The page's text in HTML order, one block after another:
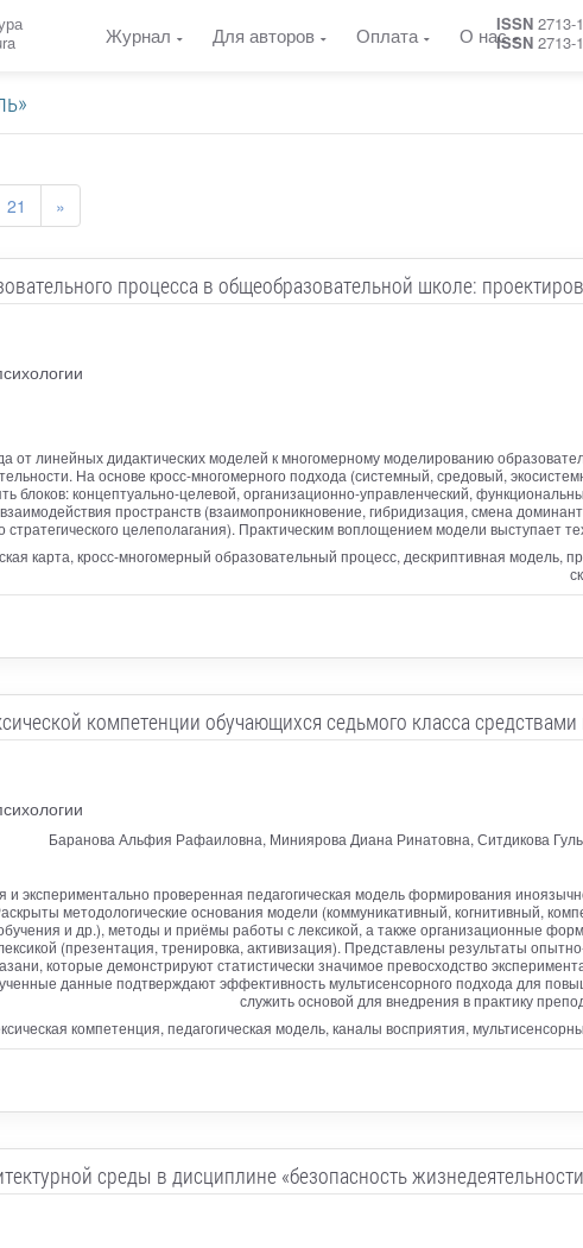
Журнал Для авторов Оплата О насISSN 2713-
ISSN 2713-
21 »
процесса в общеобразовательной школе:
от линейных дидактических моделей к многомерному моделированию
На основе кросс-многомерного подхода (системный, средовый,
блоков: концептуально-целевой, организационно-управленческий,
пространств (взаимопроникновение, гибридизация, смена
целеполагания). Практическим воплощением модели выступает
карта, кросс-многомерный образовательный процесс, дескриптивная модель,
компетенции обучающихся седьмого класса
Баранова Альфия Рафаиловна, Миниярова Диана Ринатовна, Ситдикова
и экспериментально проверенная педагогическая модель формирования
методологические основания модели (коммуникативный, когнитивный,
обучения и др.), методы и приёмы работы с лексикой, а также организационные
(презентация, тренировка, активизация). Представлены результаты
которые демонстрируют статистически значимое превосходство
данные подтверждают эффективность мультисенсорного подхода для
служить основой для внедрения в практику
компетенция, педагогическая модель, каналы восприятия,
среды в дисциплине «безопасность